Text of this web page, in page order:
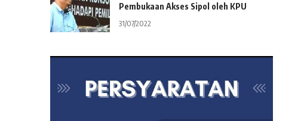
Pembukaan Akses Sipol oleh KPU
31/07/2022